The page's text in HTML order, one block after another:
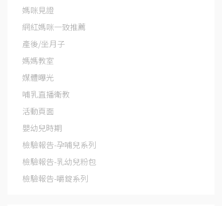
媽咪見證
網紅媽咪一致推薦
產後/坐月子
媽媽教室
媒體曝光
哺乳直播衛教
活動頁面
嬰幼兒時期
檢驗報告-孕哺兒系列
檢驗報告-乳幼兒粉包
檢驗報告-嚼錠系列